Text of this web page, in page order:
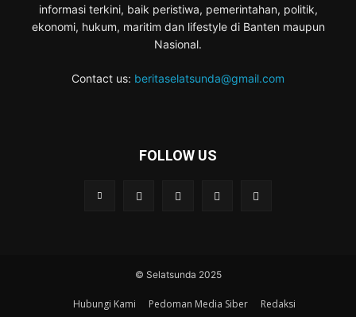
informasi terkini, baik peristiwa, pemerintahan, politik,
ekonomi, hukum, maritim dan lifestyle di Banten maupun
Nasional.
Contact us: beritaselatsunda@gmail.com
FOLLOW US
© Selatsunda 2025
Hubungi Kami Pedoman Media Siber Redaksi